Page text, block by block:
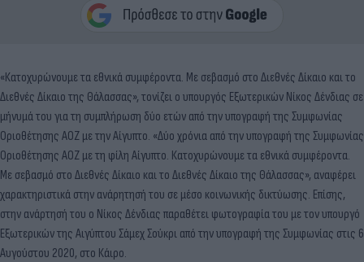
«Κατοχυρώνουμε τα εθνικά συμφέροντα. Με σεβασμό στο Διεθνές Δίκαιο και το
Διεθνές Δίκαιο της Θάλασσας», τονίζει ο υπουργός Εξωτερικών Νίκος Δένδιας σε
μήνυμά του για τη συμπλήρωση δύο ετών από την υπογραφή της Συμφωνίας
Οριοθέτησης ΑΟΖ με την Αίγυπτο. «Δύο χρόνια από την υπογραφή της Συμφωνίας
Οριοθέτησης ΑΟΖ με τη φίλη Αίγυπτο. Κατοχυρώνουμε τα εθνικά συμφέροντα.
Με σεβασμό στο Διεθνές Δίκαιο και το Διεθνές Δίκαιο της Θάλασσας», αναφέρει
χαρακτηριστικά στην ανάρητησή του σε μέσο κοινωνικής δικτύωσης. Επίσης,
στην ανάρτησή του ο Νίκος Δένδιας παραθέτει φωτογραφία του με τον υπουργό
Εξωτερικών της Αιγύπτου Σάμεχ Σούκρι από την υπογραφή της Συμφωνίας στις 6
Αυγούστου 2020, στο Κάιρο.